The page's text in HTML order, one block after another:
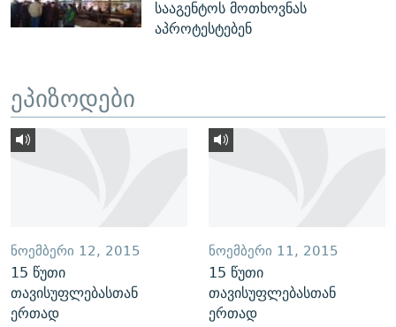
სააგენტოს მოთხოვნას
აპროტესტებენ
ეპიზოდები
ᲜᲝᲔᲛᲑᲔᲠᲘ 12, 2015
15 წუთი
თავისუფლებასთან
ერთად
ᲜᲝᲔᲛᲑᲔᲠᲘ 11, 2015
15 წუთი
თავისუფლებასთან
ერთად